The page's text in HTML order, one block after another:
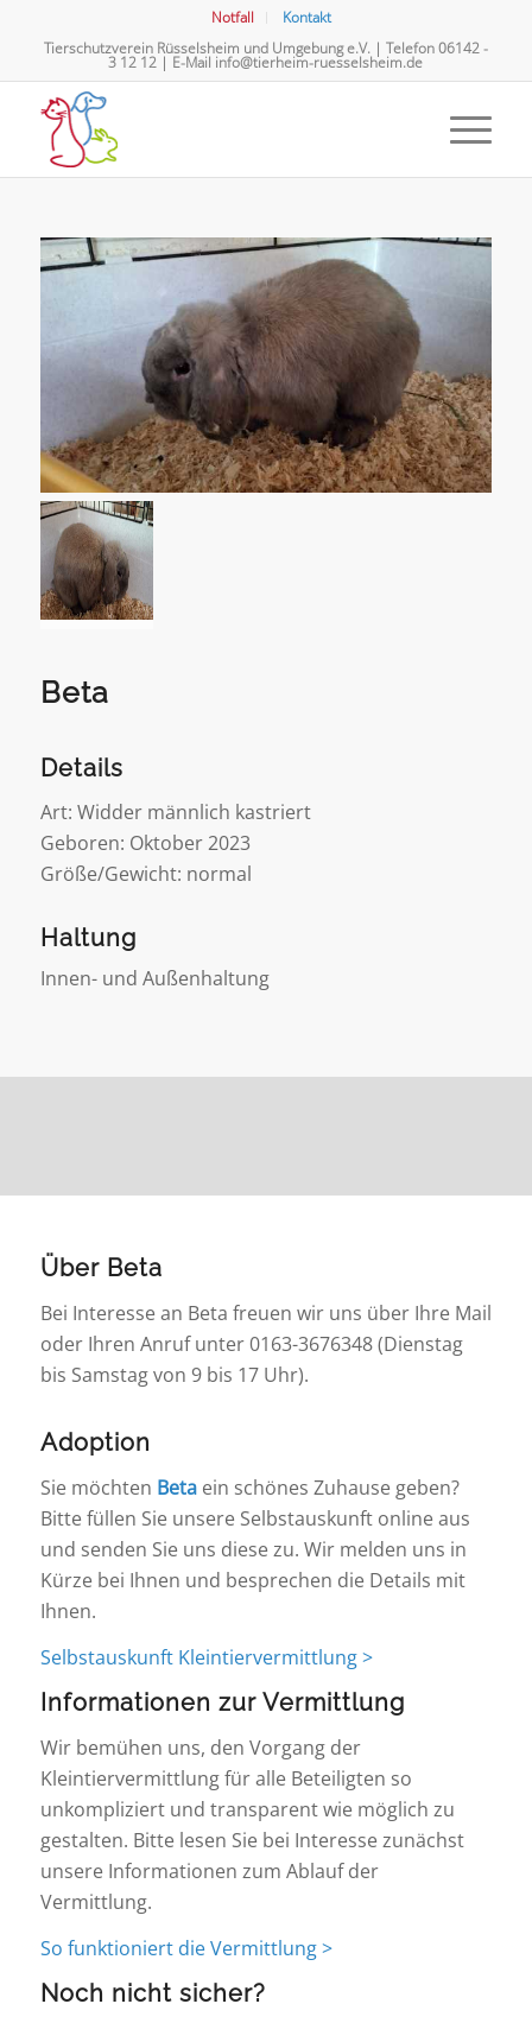
Notfall
Kontakt
Tierschutzverein Rüsselsheim und Umgebung e.V. | Telefon06142 -
3 12 12 | E-Mail info@tierheim-ruesselsheim.de
Beta
Details
Art: Widder männlich kastriert
Geboren: Oktober 2023
Größe/Gewicht: normal
Haltung
Innen- und Außenhaltung
Über Beta
Bei Interesse an Beta freuen wir uns über Ihre Mail
oder Ihren Anruf unter 0163-3676348 (Dienstag
bis Samstag von 9 bis 17 Uhr).
Adoption
Sie möchten Betaein schönes Zuhause geben?
Bitte füllen Sie unsere Selbstauskunft online aus
und senden Sie uns diese zu. Wir melden uns in
Kürze bei Ihnen und besprechen die Details mit
Ihnen.
Selbstauskunft Kleintiervermittlung >
Informationen zur Vermittlung
Wir bemühen uns, den Vorgang der
Kleintiervermittlung für alle Beteiligten so
unkompliziert und transparent wie möglich zu
gestalten. Bitte lesen Sie bei Interesse zunächst
unsere Informationen zum Ablauf der
Vermittlung.
So funktioniert die Vermittlung >
Noch nicht sicher?